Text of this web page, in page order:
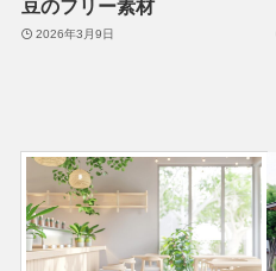
豆のフリー素材
2026年3月9日